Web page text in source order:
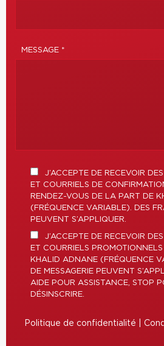
MESSAGE *
J’ACCEPTE DE RECEVOIR
ET COURRIELS DE
RENDEZ-VOUS DE LA PART DE
(FRÉQUENCE VARIABLE). DES
PEUVENT S’APPLIQUER.
J’ACCEPTE DE RECEVOIR
ET COURRIELS
KHALID ADNANE (FRÉQUENCE
DE MESSAGERIE PEUVENT
AIDE POUR ASSISTANCE, STOP
DÉSINSCRIRE.
Politique de confidentialité